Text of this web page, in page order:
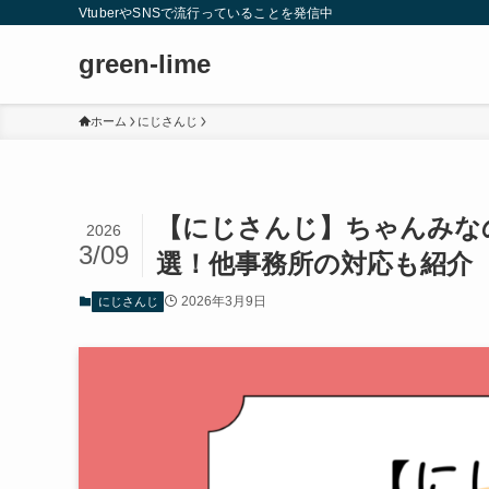
VtuberやSNSで流行っていることを発信中
green-lime
ホーム にじさんじ
【にじさんじ】ちゃんみ
選！他事務所の対応も紹介
2026
3/09
にじさんじ 2026年3月9日